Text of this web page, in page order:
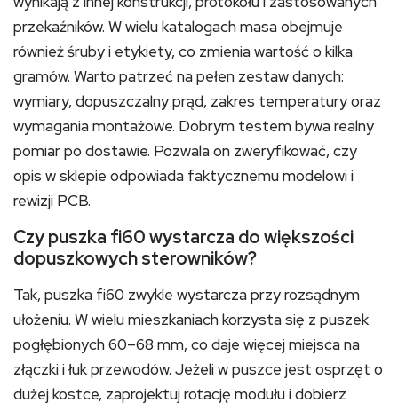
przekaźników. W wielu katalogach masa obejmuje
również śruby i etykiety, co zmienia wartość o kilka
gramów. Warto patrzeć na pełen zestaw danych:
wymiary, dopuszczalny prąd, zakres temperatury oraz
wymagania montażowe. Dobrym testem bywa realny
pomiar po dostawie. Pozwala on zweryfikować, czy
opis w sklepie odpowiada faktycznemu modelowi i
rewizji PCB.
Czy puszka fi60 wystarcza do większości
dopuszkowych sterowników?
Tak, puszka fi60 zwykle wystarcza przy rozsądnym
ułożeniu. W wielu mieszkaniach korzysta się z puszek
pogłębionych 60–68 mm, co daje więcej miejsca na
złączki i łuk przewodów. Jeżeli w puszce jest osprzęt o
dużej kostce, zaprojektuj rotację modułu i dobierz